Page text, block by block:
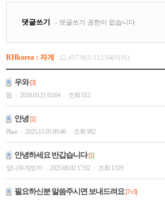
RHkorea : 자게 22,457개(1/1123페이지)
우와[3]
뚭
2026.03.21 02:04 조회 512
안녕[1]
Place
2025.11.05 09:46 조회 982
안녕하세요 반갑습니다[1]
앞니두개토끼
2025.06.02 17:02 조회 1319
필요하신분 말씀주시면 보내드려요[7+3]